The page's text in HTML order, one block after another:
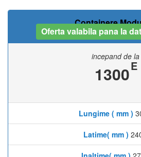
Containere
Oferta valabila pana la
incepand de la
1300E
Lungime ( mm )
Latime( mm )